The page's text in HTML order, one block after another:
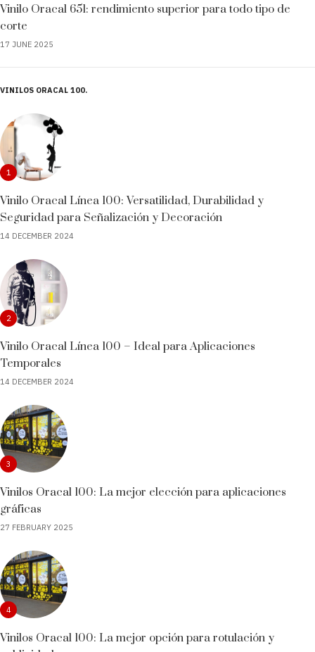
Vinilo Oracal 651: rendimiento superior para todo tipo de
corte
17 JUNE 2025
VINILOS ORACAL 100
1
Vinilo Oracal Línea 100: Versatilidad, Durabilidad y
Seguridad para Señalización y Decoración
14 DECEMBER 2024
2
Vinilo Oracal Línea 100 – Ideal para Aplicaciones
Temporales
14 DECEMBER 2024
3
Vinilos Oracal 100: La mejor elección para aplicaciones
gráficas
27 FEBRUARY 2025
4
Vinilos Oracal 100: La mejor opción para rotulación y